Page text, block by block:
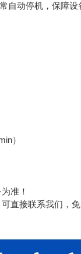
自动停机，保障设
）
准！
直接联系我们，